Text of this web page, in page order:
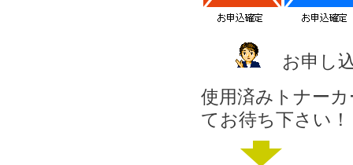
お申し
使用済みトナー
てお待ち下さい！